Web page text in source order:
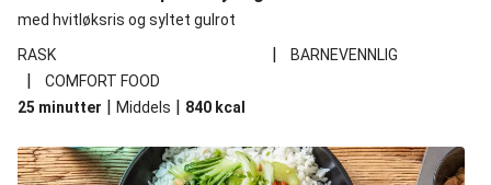
med hvitløksris og syltet gulrot
RASK
| BARNEVENNLIG
|
COMFORT FOOD
25 minutter | Middels | 840 kcal